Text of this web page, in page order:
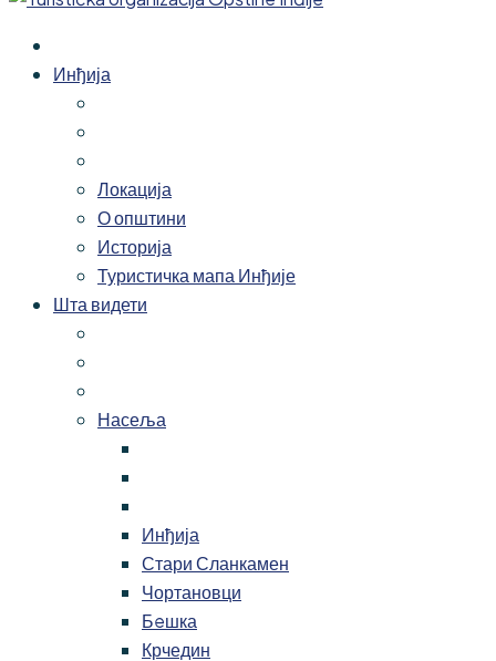
Инђија
Локација
О општини
Историја
Туристичка мапа Инђије
Шта видети
Насеља
Инђија
Стари Сланкамен
Чортановци
Бeшка
Крчедин